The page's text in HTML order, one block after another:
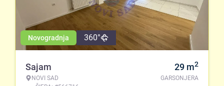
Novogradnja 360°
Sajam
NOVI SAD
29 m2
GARSONJERA